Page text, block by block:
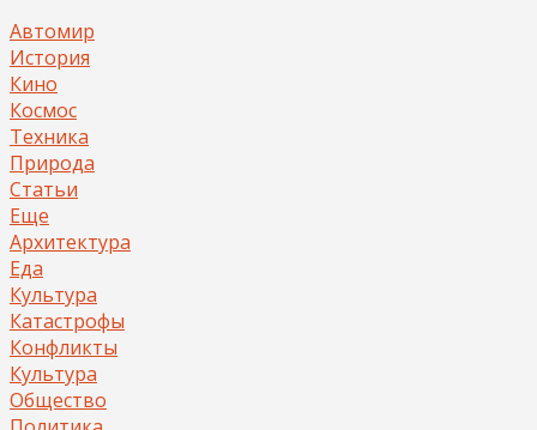
Автомир
История
Кино
Космос
Техника
Природа
Статьи
Еще
Архитектура
Еда
Культура
Катастрофы
Конфликты
Культура
Общество